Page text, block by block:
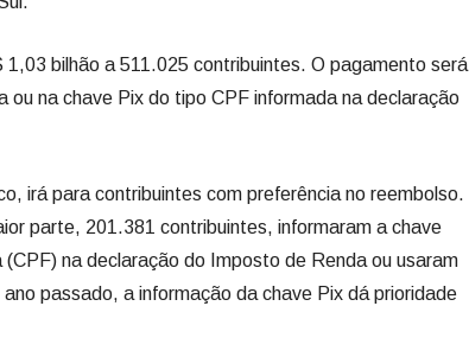
bilhão a 511.025 contribuintes. O pagamento será
ou na chave Pix do tipo CPF informada na declaração
irá para contribuintes com preferência no reembolso.
parte, 201.381 contribuintes, informaram a chave
na declaração do Imposto de Renda ou usaram
passado, a informação da chave Pix dá prioridade